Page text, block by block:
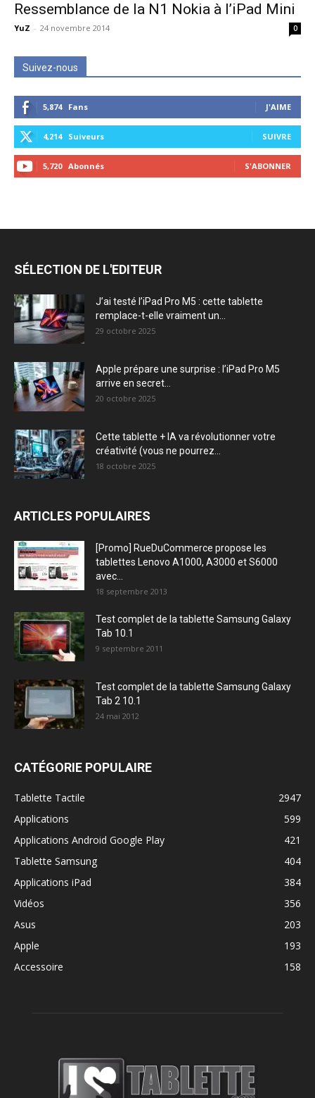
Ressemblance de la N1 Nokia à l’iPad Mini
YuZ - 24 novembre 2014 0
Suivez-nous
5,874 Fans J'AIME
4,214 Suiveurs SUIVRE
5,720 Abonnés S'ABONNER
SÉLECTION DE L'EDITEUR
J’ai testé l’iPad Pro M5 : cette tablette
remplace-t-elle vraiment un...
29 octobre 2025
Apple prépare une surprise : l’iPad Pro M5
arrive en secret...
20 octobre 2025
Cette tablette + IA va révolutionner votre
créativité (vous ne pourrez...
18 octobre 2025
ARTICLES POPULAIRES
[Promo] RueDuCommerce propose les
tablettes Lenovo A1000, A3000 et S6000
avec...
18 septembre 2013
Test complet de la tablette Samsung Galaxy
Tab 10.1
9 septembre 2011
Test complet de la tablette Samsung Galaxy
Tab 2 10.1
24 mai 2012
CATÉGORIE POPULAIRE
Tablette Tactile
2947
Applications
599
Applications Android Google Play
421
Tablette Samsung
404
Applications iPad
384
Vidéos
356
Asus
203
Apple
193
Accessoire
158